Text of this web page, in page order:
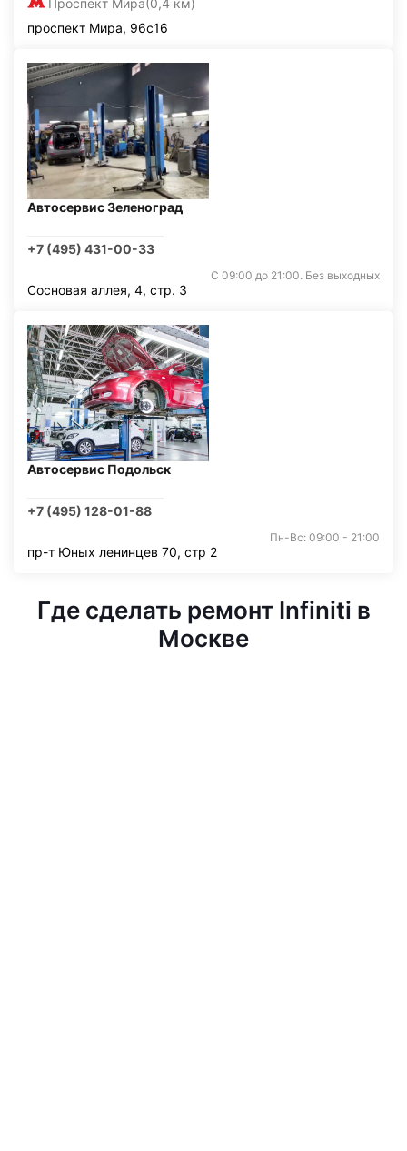
Проспект Мира(0,4 км)
проспект Мира, 96с16
Автосервис Зеленоград
+7 (495) 431-00-33
С 09:00 до 21:00. Без выходных
Сосновая аллея, 4, стр. 3
Автосервис Подольск
+7 (495) 128-01-88
Пн-Вс: 09:00 - 21:00
пр-т Юных ленинцев 70, стр 2
Где сделать ремонт Infiniti в
Москве